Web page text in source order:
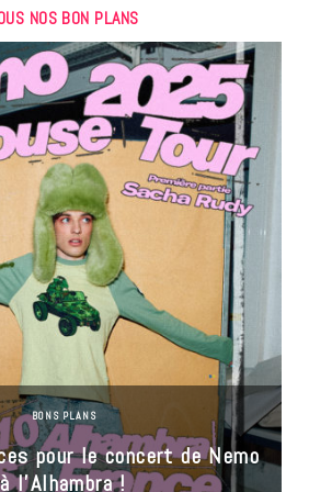
NOS BON PLANS
BONS PLANS
pour le concert de Nemo
à l’Alhambra !